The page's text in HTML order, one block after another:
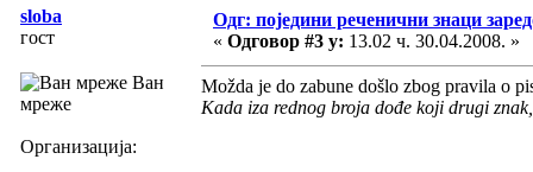
sloba
гост
Ван
мреже
Организација:
Одг: поједини реченични знаци
« Одговор #3 у: 13.02 ч. 30.04.2008. »
Možda je do zabune došlo zbog pravila o
Kada iza rednog broja dođe koji drugi